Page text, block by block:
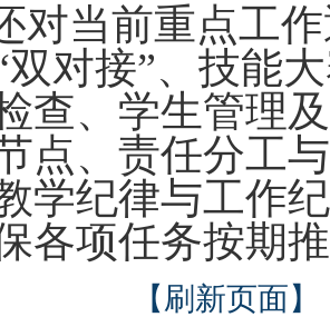
对当前重点工
双对接”、技能
查、学生管理
点、责任分工
学纪律与工作
各项任务按期
【刷新页面】